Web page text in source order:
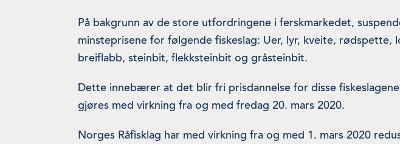
På bakgrunn av de store utfordringene i ferskmarkedet,
minsteprisene for følgende fiskeslag: Uer, lyr, kveite, rødspette,
breiflabb, steinbit, flekksteinbit og gråsteinbit.
Dette innebærer at det blir fri prisdannelse for disse
gjøres med virkning fra og med fredag 20. mars 2020.
Norges Råfisklag har med virkning fra og med 1. mars 2020